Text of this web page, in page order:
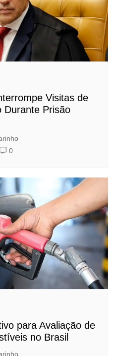
Visitas de
Durante Prisão
0
para Avaliação de
no Brasil